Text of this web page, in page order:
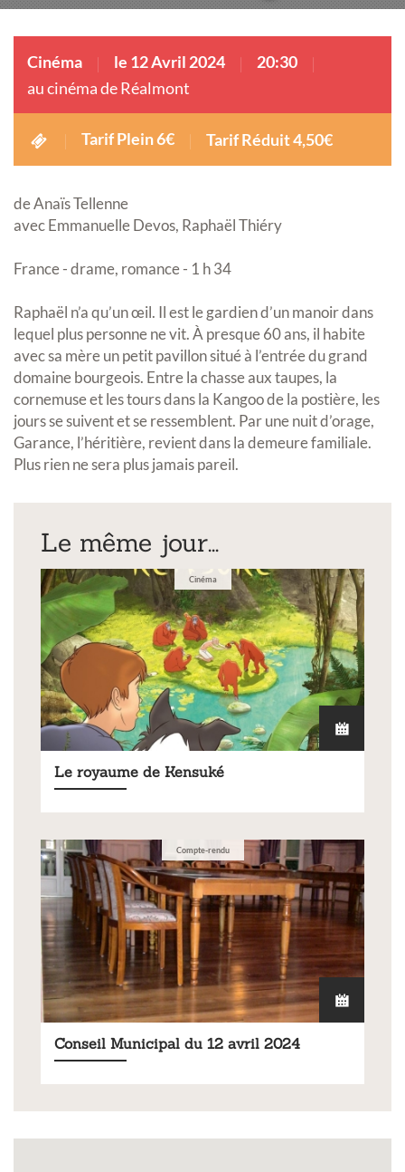
Cinéma le 12 Avril 2024
20:30
au cinéma de Réalmont
Tarif Plein 6€ Tarif Réduit 4,50€
de Anaïs Tellenne
avec Emmanuelle Devos, Raphaël Thiéry
France - drame, romance - 1 h 34
Raphaël n’a qu’un œil. Il est le gardien d’un manoir dans
lequel plus personne ne vit. À presque 60 ans, il habite
avec sa mère un petit pavillon situé à l’entrée du grand
domaine bourgeois. Entre la chasse aux taupes, la
cornemuse et les tours dans la Kangoo de la postière, les
jours se suivent et se ressemblent. Par une nuit d’orage,
Garance, l’héritière, revient dans la demeure familiale.
Plus rien ne sera plus jamais pareil.
Le même jour...
Cinéma
Le royaume de Kensuké
Compte-rendu
Conseil Municipal du 12 avril 2024